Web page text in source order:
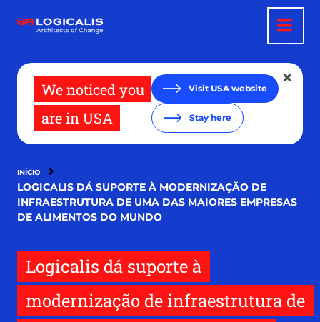
para
We noticed you
are in USA
Visit USA website
Stay here
INÍCIO
LOGICALIS DÁ SUPORTE À MODERNIZAÇÃO DE
INFRAESTRUTURA DE UMA DAS MAIORES EMPRESAS
DE ALIMENTOS DO MUNDO
Logicalis dá suporte à
modernização de infraestrutura de